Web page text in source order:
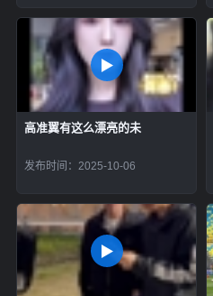
高准翼有这么漂亮的未
发布时间：2025-10-06